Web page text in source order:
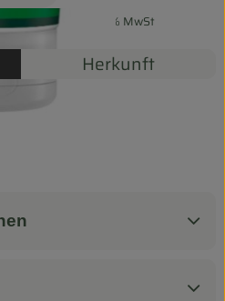
ml 47,45 € 19% MwSt
Herkunft